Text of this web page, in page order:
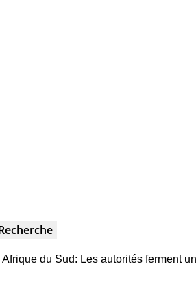
Afrique du Sud: Les autorités ferment